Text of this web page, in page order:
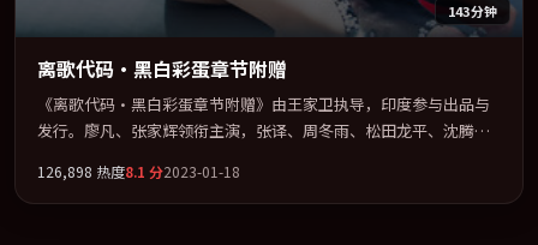
143分钟
离歌代码·黑白彩蛋章节附赠
《离歌代码·黑白彩蛋章节附赠》由王家卫执导，印度参与出品与
发行。廖凡、张家辉领衔主演，张译、周冬雨、松田龙平、沈腾联
型为骨架，在叙事、表演与视听上力求统一。定于 2023-01-02 在内
地院线及主流平台同步亮相，2023 年度话题片中口碑稳健，适合喜
126,898 热度8.1 分2023-01-18